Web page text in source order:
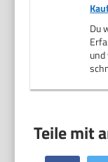
Du